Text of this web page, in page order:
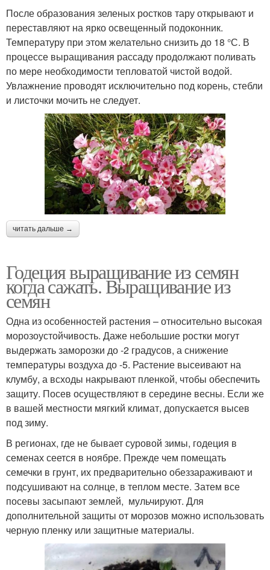
После образования зеленых ростков тару открывают и
переставляют на ярко освещенный подоконник.
Температуру при этом желательно снизить до 18 °С. В
процессе выращивания рассаду продолжают поливать
по мере необходимости тепловатой чистой водой.
Увлажнение проводят исключительно под корень, стебли
и листочки мочить не следует.
читать дальше →
Годеция выращивание из семян
когда сажать. Выращивание из
семян
Одна из особенностей растения – относительно высокая
морозоустойчивость. Даже небольшие ростки могут
выдержать заморозки до -2 градусов, а снижение
температуры воздуха до -5. Растение высеивают на
клумбу, а всходы накрывают пленкой, чтобы обеспечить
защиту. Посев осуществляют в середине весны. Если же
в вашей местности мягкий климат, допускается высев
под зиму.
В регионах, где не бывает суровой зимы, годеция в
семенах сеется в ноябре. Прежде чем помещать
семечки в грунт, их предварительно обеззараживают и
подсушивают на солнце, в теплом месте. Затем все
посевы засыпают землей, мульчируют. Для
дополнительной защиты от морозов можно использовать
черную пленку или защитные материалы.